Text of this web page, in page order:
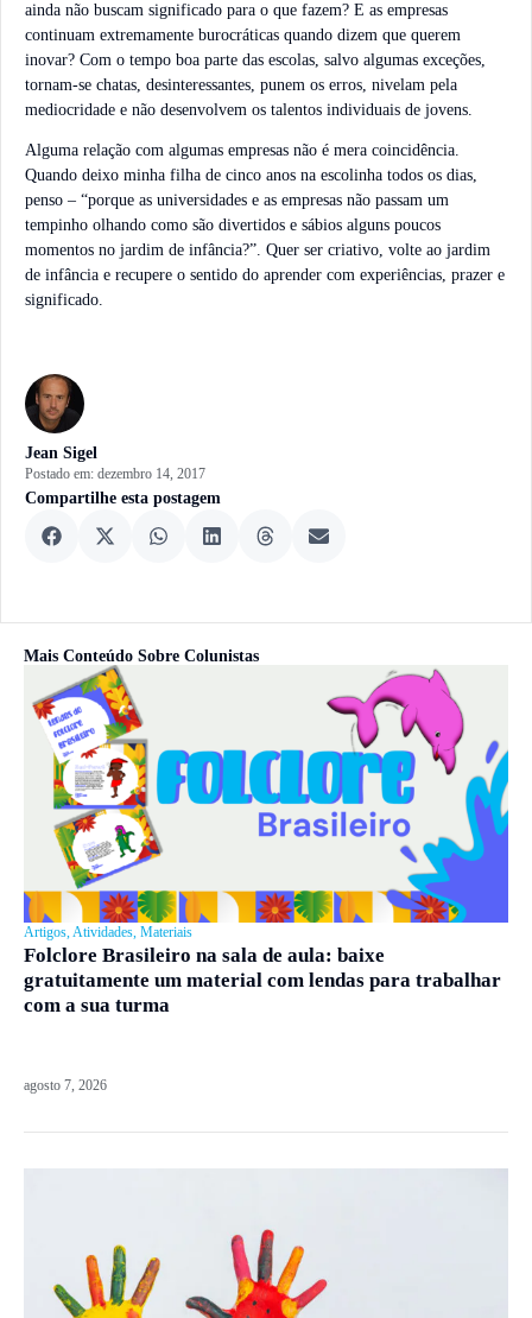
Jean Sigel
Postado em: dezembro 14, 2017
Compartilhe esta postagem
ainda não buscam significado para o que fazem? E as empresas
continuam extremamente burocráticas quando dizem que querem
inovar? Com o tempo boa parte das escolas, salvo algumas exceções,
tornam-se chatas, desinteressantes, punem os erros, nivelam pela
mediocridade e não desenvolvem os talentos individuais de jovens.
Alguma relação com algumas empresas não é mera coincidência.
Quando deixo minha filha de cinco anos na escolinha todos os dias,
penso – “porque as universidades e as empresas não passam um
tempinho olhando como são divertidos e sábios alguns poucos
momentos no jardim de infância?”. Quer ser criativo, volte ao jardim
de infância e recupere o sentido do aprender com experiências, prazer e
significado.
Mais Conteúdo Sobre Colunistas
Artigos,Atividades, Materiais
Folclore Brasileiro na sala de aula: baixe
gratuitamente um material com lendas para trabalhar
com a sua turma
agosto 7, 2026